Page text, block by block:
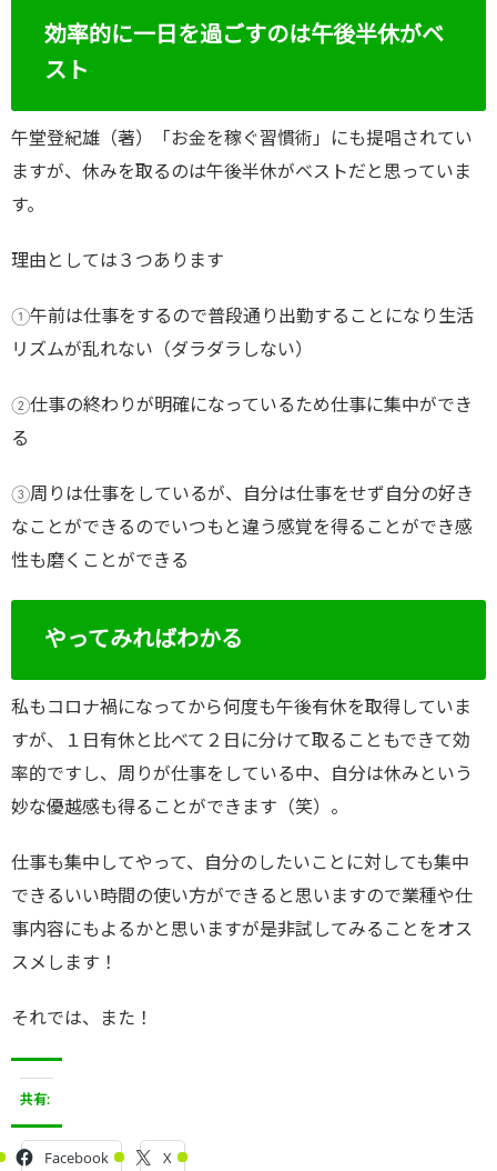
効率的に一日を過ごすのは午後半休がベ
スト
午堂登紀雄（著）「お金を稼ぐ習慣術」にも提唱されてい
ますが、休みを取るのは午後半休がベストだと思っていま
す。
理由としては３つあります
①午前は仕事をするので普段通り出勤することになり生活
リズムが乱れない（ダラダラしない）
②仕事の終わりが明確になっているため仕事に集中ができ
る
③周りは仕事をしているが、自分は仕事をせず自分の好き
なことができるのでいつもと違う感覚を得ることができ感
性も磨くことができる
やってみればわかる
私もコロナ禍になってから何度も午後有休を取得していま
すが、１日有休と比べて２日に分けて取ることもできて効
率的ですし、周りが仕事をしている中、自分は休みという
妙な優越感も得ることができます（笑）。
仕事も集中してやって、自分のしたいことに対しても集中
できるいい時間の使い方ができると思いますので業種や仕
事内容にもよるかと思いますが是非試してみることをオス
スメします！
それでは、また！
共有:
Facebook X